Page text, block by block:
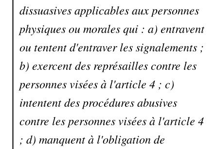
dissuasives applicables aux personnes
physiques ou morales qui : a) entravent
ou tentent d'entraver les signalements ;
b) exercent des représailles contre les
personnes visées à l'article 4 ; c)
intentent des procédures abusives
contre les personnes visées à l'article 4
; d) manquent à l'obligation de